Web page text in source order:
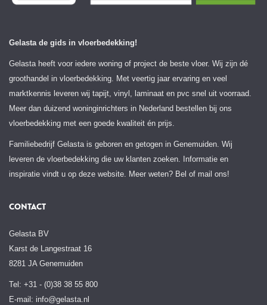
Gelasta de gids in vloerbedekking!
Gelasta heeft voor iedere woning of project de beste vloer. Wij zijn dé
groothandel in vloerbedekking. Met veertig jaar ervaring en veel
marktkennis leveren wij tapijt, vinyl, laminaat en pvc snel uit voorraad.
Meer dan duizend woninginrichters in Nederland bestellen bij ons
vloerbedekking met een goede kwaliteit én prijs.
Familiebedrijf Gelasta is geboren en getogen in Genemuiden. Wij
leveren de vloerbedekking die uw klanten zoeken. Informatie en
inspiratie vindt u op deze website. Meer weten? Bel of mail ons!
CONTACT
Gelasta BV
Karst de Langestraat 16
8281 JA Genemuiden
Tel: +31 - (0)38 38 55 800
E-mail: info@gelasta.nl